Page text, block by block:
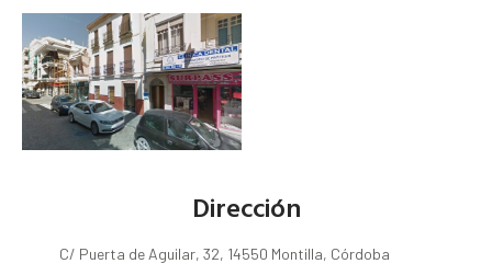
Dirección
C/ Puerta de Aguilar, 32, 14550 Montilla, Córdoba